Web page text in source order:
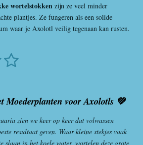
wortelstokken zijn ze veel minder
plantjes. Ze fungeren als een solide
waar je Axolotl veilig tegenaan kan rusten.
5
e
r
r
S
e
Moederplanten voor Axolotls 💚
zien we keer op keer dat volwassen
resultaat geven. Waar kleine stekjes vaak
slaan in het koele water, wortelen deze grote